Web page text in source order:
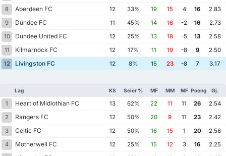
8
Aberdeen FC 12 33% 19 15 4 16
2.83
9
Dundee FC 11 45% 14 16 -2 16
2.73
10
Dundee United FC 12 25% 13 18 -5 13
2.58
11
Kilmarnock FC 12 17% 11 19 -8 9
2.50
12
Livingston FC 12 8% 15 23 -8 7 3.17
Lag KS Seier % MF MM MF Poeng Gj.
1 Heart of Midlothian FC 13 62% 22 11 11 26
2.54
2
Rangers FC 12 50% 20 9 11 23
2.42
3
Celtic FC 12 50% 16 15 1 20
2.58
4
Motherwell FC 12 25% 15 12 3 16
2.25